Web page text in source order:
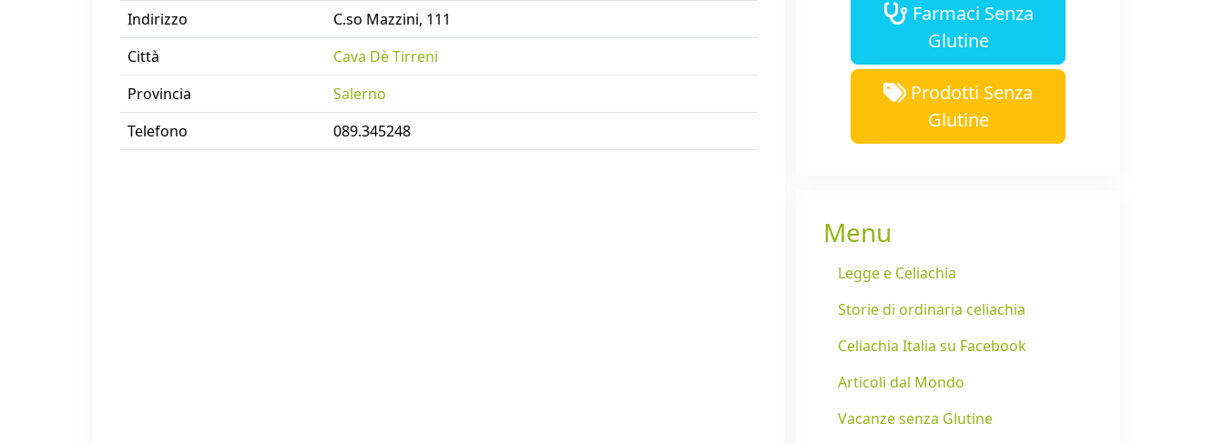
Indirizzo
C.so Mazzini, 111
Città
Cava Dè Tirreni
Provincia
Salerno
Telefono
089.345248
Farmaci Senza
Glutine
Prodotti Senza
Glutine
Menu
Legge e Celiachia
Storie di ordinaria celiachia
Celiachia Italia su Facebook
Articoli dal Mondo
Vacanze senza Glutine